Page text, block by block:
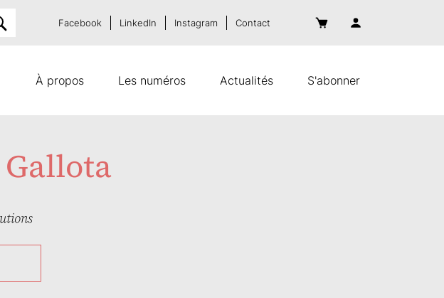
À propos Les numéros Actualités S'abonner
Facebook LinkedIn Instagram Contact